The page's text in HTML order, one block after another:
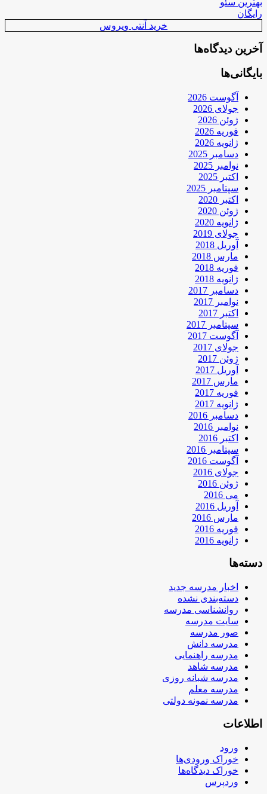
رایگان
خرید آنتی ویروس
آخرین دیدگاه‌ها
بایگانی‌ها
آگوست 2026
جولای 2026
ژوئن 2026
فوریه 2026
ژانویه 2026
دسامبر 2025
نوامبر 2025
اکتبر 2025
سپتامبر 2025
اکتبر 2020
ژوئن 2020
ژانویه 2020
جولای 2019
آوریل 2018
مارس 2018
فوریه 2018
ژانویه 2018
دسامبر 2017
نوامبر 2017
اکتبر 2017
سپتامبر 2017
آگوست 2017
جولای 2017
ژوئن 2017
آوریل 2017
مارس 2017
فوریه 2017
ژانویه 2017
دسامبر 2016
نوامبر 2016
اکتبر 2016
سپتامبر 2016
آگوست 2016
جولای 2016
ژوئن 2016
می 2016
آوریل 2016
مارس 2016
فوریه 2016
ژانویه 2016
دسته‌ها
اخبار مدرسه جدید
دسته‌بندی نشده
روانشناسی مدرسه
سایت مدرسه
صور مدرسه
مدرسه دانش
مدرسه راهنمایی
مدرسه شاهد
مدرسه شبانه روزی
مدرسه معلم
مدرسه نمونه دولتی
اطلاعات
ورود
خوراک ورودی‌ها
خوراک دیدگاه‌ها
وردپرس